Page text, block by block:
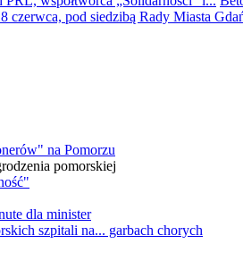
czerwca, pod siedzibą Rady Miasta
na Pomorzu
pomorskiej
dla minister
szpitali na... garbach chorych